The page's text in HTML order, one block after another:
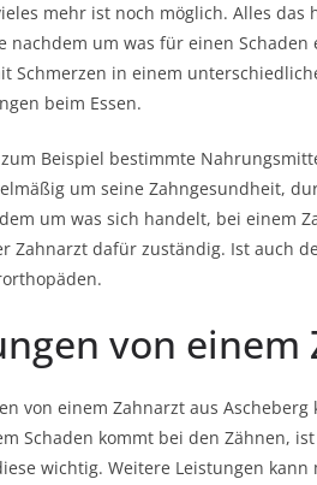
mehr ist noch möglich. Alles
nachdem um was für einen
Schmerzen in einem
beim Essen.
Beispiel bestimmte
um seine Zahngesundheit,
um was sich handelt, bei einem
Zahnarzt dafür zuständig. Ist auch
von einem
von einem Zahnarzt aus
Schaden kommt bei den Zähnen,
wichtig. Weitere Leistungen